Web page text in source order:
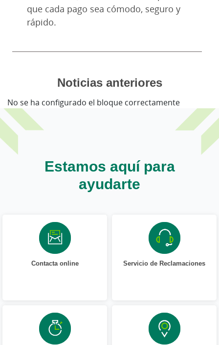
que cada pago sea cómodo, seguro y
rápido.
Noticias anteriores
No se ha configurado el bloque correctamente
Estamos aquí para
ayudarte
Contacta online Servicio de Reclamaciones